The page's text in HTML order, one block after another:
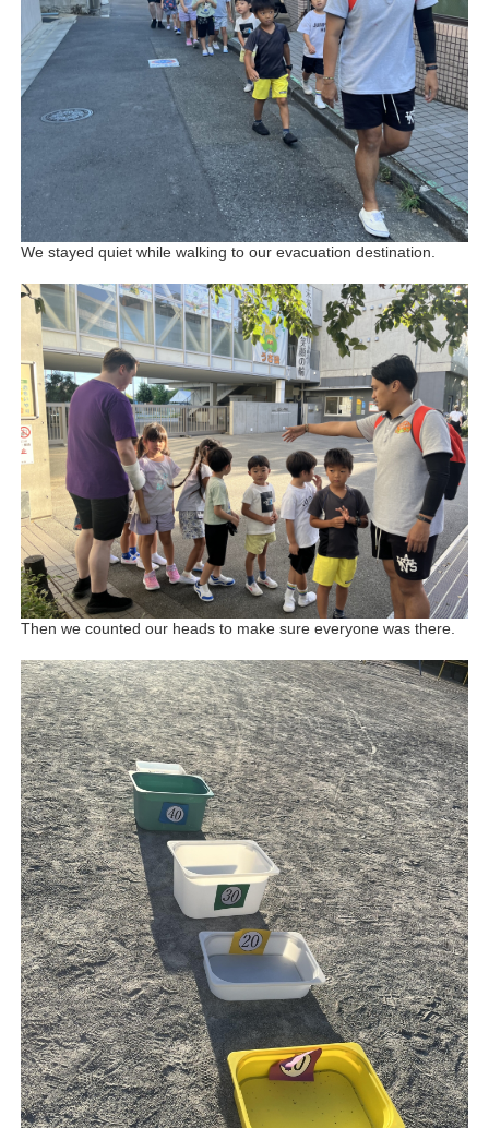
We stayed quiet while walking to our evacuation destination.
Then we counted our heads to make sure everyone was there.